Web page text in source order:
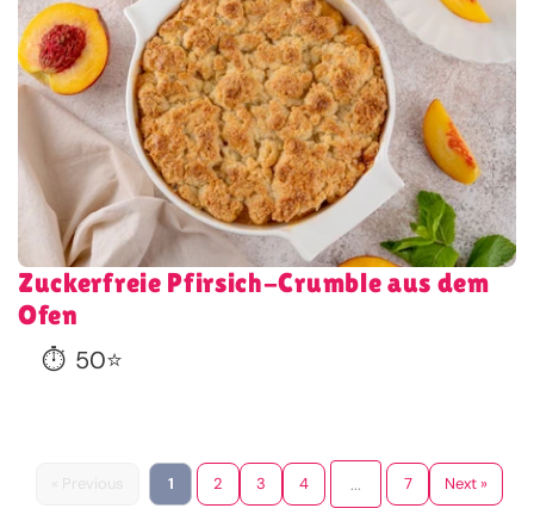
Zuckerfreie Pfirsich-Crumble aus dem
Ofen
⏱️ 50⭐
« Previous 1 2 3 4 ... 7 Next »